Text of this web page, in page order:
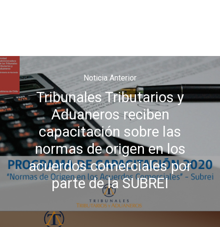
Noticia Anterior
Tribunales Tributarios y
Aduaneros reciben
capacitación sobre las
normas de origen en los
acuerdos comerciales por
parte de la SUBREI